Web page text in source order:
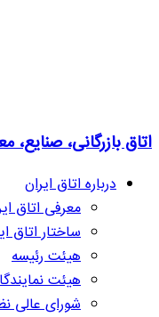
اتاق بازرگانی،
درباره اتاق ایران
معرفی اتاق
ساختار اتاق
هیئت رئیسه
هیئت
شورای عالی